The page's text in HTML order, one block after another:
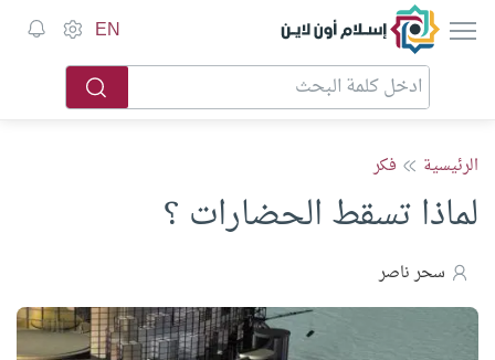
إسلام أون لاين EN
الرئيسية فكر
لماذا تسقط الحضارات ؟
سحر ناصر